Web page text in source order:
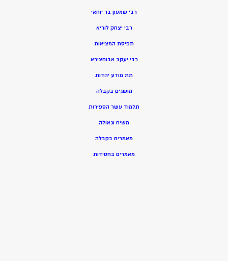
רבי שמעון בר יוחאי
רבי יצחק לוריא
תפיסת המציאות
רבי יעקב אבוחצירא
תת מודע יהדות
מושגים בקבלה
תלמוד עשר הספירות
משיח וגאולה
מאמרים בקבלה
מאמרים בחסידות